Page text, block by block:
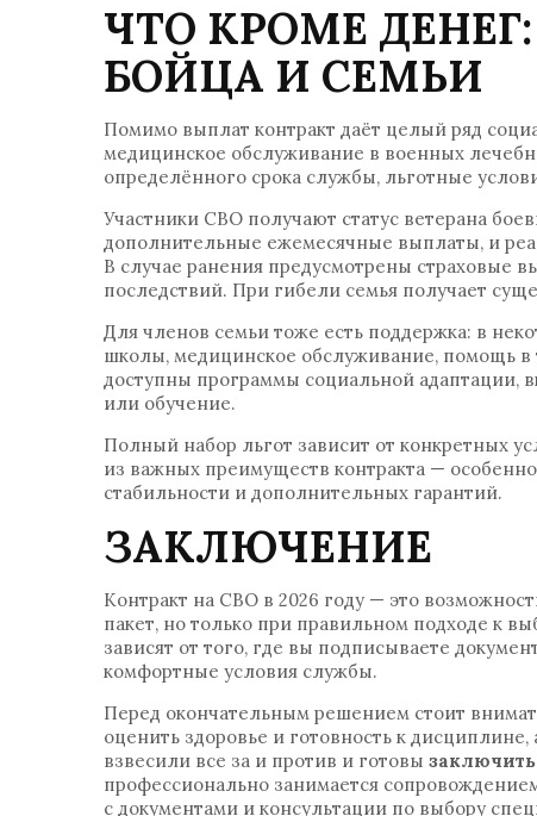
ЧТО КРОМЕ
БОЙЦА И СЕМЬИ
Помимо выплат контракт даёт целый ряд
медицинское обслуживание в военных
определённого срока службы, льготные
Участники СВО получают статус ветерана
дополнительные ежемесячные выплаты, и
В случае ранения предусмотрены страховые
последствий. При гибели семья получает
Для членов семьи тоже есть поддержка: в
школы, медицинское обслуживание, помощь в
доступны программы социальной адаптации,
или обучение.
Полный набор льгот зависит от конкретных
из важных преимуществ контракта —
стабильности и дополнительных гарантий.
ЗАКЛЮЧЕНИЕ
Контракт на СВО в 2026 году — это
пакет, но только при правильном подходе к
зависят от того, где вы подписываете
комфортные условия службы.
Перед окончательным решением стоит
оценить здоровье и готовность к
взвесили все за и против и готовы
профессионально занимается
с документами и консультации по выбору